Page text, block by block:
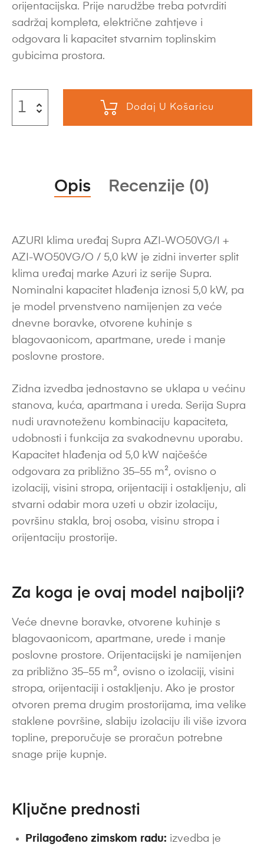
orijentacijska. Prije narudžbe treba potvrditi
sadržaj kompleta, električne zahtjeve i
odgovara li kapacitet stvarnim toplinskim
gubicima prostora.
Dodaj U Košaricu
Opis Recenzije (0)
AZURI klima uređaj Supra AZI-WO50VG/I +
AZI-WO50VG/O / 5,0 kW je zidni inverter split
klima uređaj marke Azuri iz serije Supra.
Nominalni kapacitet hlađenja iznosi 5,0 kW, pa
je model prvenstveno namijenjen za veće
dnevne boravke, otvorene kuhinje s
blagovaonicom, apartmane, urede i manje
poslovne prostore.
Zidna izvedba jednostavno se uklapa u većinu
stanova, kuća, apartmana i ureda. Serija Supra
nudi uravnoteženu kombinaciju kapaciteta,
udobnosti i funkcija za svakodnevnu uporabu.
Kapacitet hlađenja od 5,0 kW najčešće
odgovara za približno 35–55 m², ovisno o
izolaciji, visini stropa, orijentaciji i ostakljenju, ali
stvarni odabir mora uzeti u obzir izolaciju,
površinu stakla, broj osoba, visinu stropa i
orijentaciju prostorije.
Za koga je ovaj model najbolji?
Veće dnevne boravke, otvorene kuhinje s
blagovaonicom, apartmane, urede i manje
poslovne prostore. Orijentacijski je namijenjen
za približno 35–55 m², ovisno o izolaciji, visini
stropa, orijentaciji i ostakljenju. Ako je prostor
otvoren prema drugim prostorijama, ima velike
staklene površine, slabiju izolaciju ili više izvora
topline, preporučuje se proračun potrebne
snage prije kupnje.
Ključne prednosti
Prilagođeno zimskom radu: izvedba je